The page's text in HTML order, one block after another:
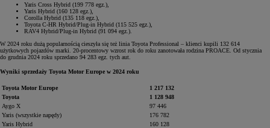
Yaris Cross Hybrid (199 778 egz.),
Yaris Hybrid (160 128 egz.),
Corolla Hybrid (135 118 egz.),
Toyota C-HR Hybrid/Plug-in Hybrid (115 525 egz.),
RAV4 Hybrid/Plug-in Hybrid (91 094 egz.).
W 2024 roku dużą popularnością cieszyła się też linia Toyota Professional – klienci kupili 132 614
użytkowych pojazdów marki. 20-procentowy wzrost rok do roku zanotowała rodzina PROACE. Od stycznia
do grudnia 2024 roku sprzedano 94 283 egz. tych aut.
Wyniki sprzedaży Toyota Motor Europe w 2024 roku
Toyota Motor Europe
1 217 132
Toyota
1 128 948
Aygo X
97 446
Yaris (wszystkie napędy)
176 782
Yaris Hybrid
160 128